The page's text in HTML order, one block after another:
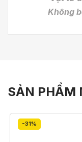
Không bảo
SẢN PHẨM
-31%